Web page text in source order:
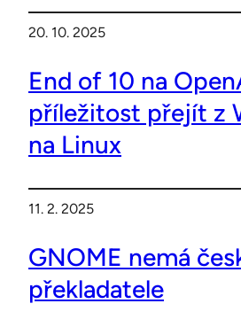
20. 10. 2025
End of 10 na
příležitost přejít z
na Linux
11. 2. 2025
GNOME nemá
překladatele